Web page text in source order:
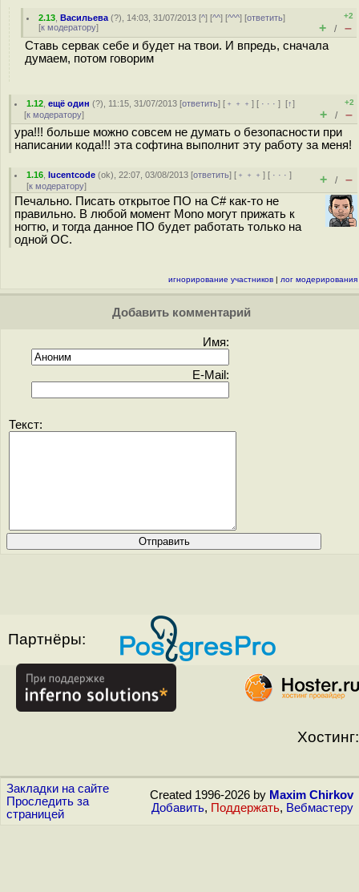
2.13 ,Васильева (?), 14:03, 31/07/2013 [^] [^^] [^^^] [ответить]
[к модератору]
+2
+ / –
Ставь сервак себе и будет на твои. И впредь, сначала
думаем, потом говорим
1.12 ,ещё один (?), 11:15, 31/07/2013 [ответить] [ ﹢﹢﹢] [ · · ·][↑]
[к модератору]
+2
+ / –
ура!!! больше можно совсем не думать о безопасности при
написании кода!!! эта софтина выполнит эту работу за меня!
1.16 ,lucentcode (ok), 22:07, 03/08/2013 [ответить] [ ﹢﹢﹢] [ · · ·]
[к модератору] + / –
Печально. Писать открытое ПО на C# как-то не
правильно. В любой момент Mono могут прижать к
ногтю, и тогда данное ПО будет работать только на
одной ОС.
игнорирование участников | лог модерирования
Добавить комментарий
Имя:
E-Mail:
Текст:
Партнёры:
Хостинг:
Закладки на сайте
Проследить за
страницей
Created 1996-2026 by Maxim Chirkov
Добавить, Поддержать, Вебмастеру